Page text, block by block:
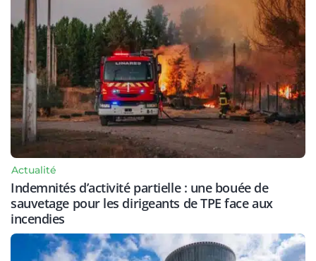
Actualité
Indemnités d’activité partielle : une bouée de
sauvetage pour les dirigeants de TPE face aux
incendies